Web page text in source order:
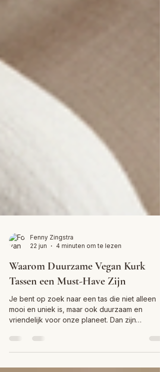
Fenny Zingstra
4 minuten om te lezen
Waarom Duurzame Vegan Kurk
Tassen een Must-Have Zijn
Je bent op zoek naar een tas die niet alleen
mooi en uniek is, maar ook duurzaam en